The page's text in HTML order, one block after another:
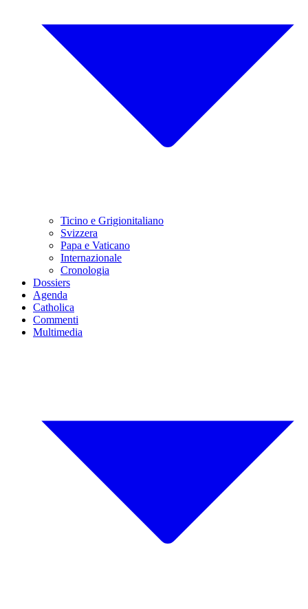
Ticino e Grigionitaliano
Svizzera
Papa e Vaticano
Internazionale
Cronologia
Dossiers
Agenda
Catholica
Commenti
Multimedia